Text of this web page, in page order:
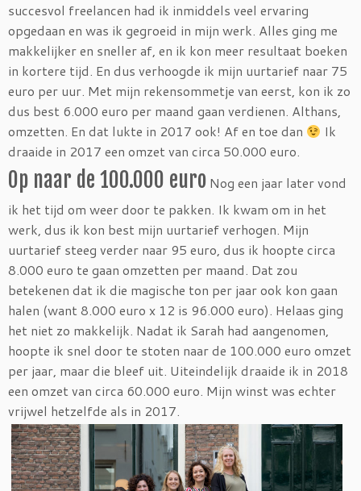
succesvol freelancen had ik inmiddels veel ervaring
opgedaan en was ik gegroeid in mijn werk. Alles ging me
makkelijker en sneller af, en ik kon meer resultaat boeken
in kortere tijd. En dus verhoogde ik mijn uurtarief naar 75
euro per uur. Met mijn rekensommetje van eerst, kon ik zo
dus best 6.000 euro per maand gaan verdienen. Althans,
omzetten. En dat lukte in 2017 ook! Af en toe dan
Ik
draaide in 2017 een omzet van circa 50.000 euro.
Op naar de 100.000 euro Nog een jaar later vond
ik het tijd om weer door te pakken. Ik kwam om in het
werk, dus ik kon best mijn uurtarief verhogen. Mijn
uurtarief steeg verder naar 95 euro, dus ik hoopte circa
8.000 euro te gaan omzetten per maand. Dat zou
betekenen dat ik die magische ton per jaar ook kon gaan
halen (want 8.000 euro x 12 is 96.000 euro). Helaas ging
het niet zo makkelijk. Nadat ik Sarah had aangenomen,
hoopte ik snel door te stoten naar de 100.000 euro omzet
per jaar, maar die bleef uit. Uiteindelijk draaide ik in 2018
een omzet van circa 60.000 euro. Mijn winst was echter
vrijwel hetzelfde als in 2017.